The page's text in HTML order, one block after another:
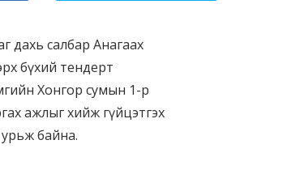
салбар Анагаах
бүхий тендерт
Хонгор сумын 1-р
ажлыг хийж гүйцэтгэх
байна.